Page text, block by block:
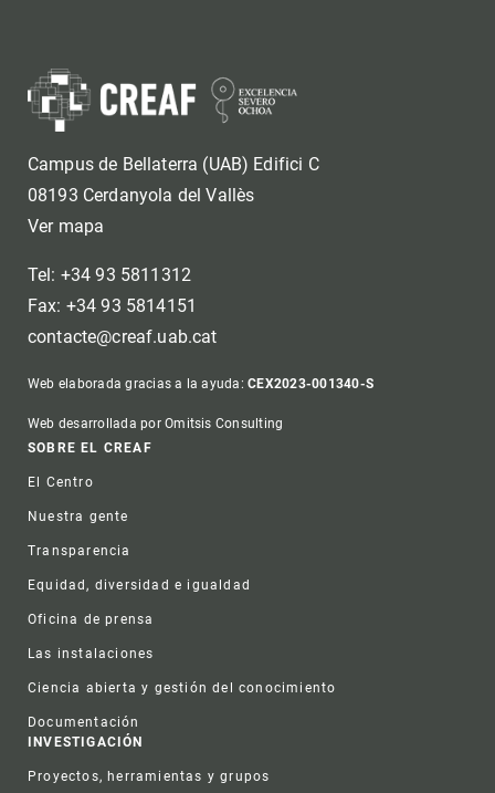
Campus de Bellaterra (UAB) Edifici C
08193 Cerdanyola del Vallès
Ver mapa
Tel: +34 93 5811312
Fax: +34 93 5814151
contacte@creaf.uab.cat
Web elaborada gracias a la ayuda:CEX2023-001340-S
Web desarrollada por Omitsis Consulting
Footer
SOBRE EL CREAF
El Centro
Nuestra gente
Transparencia
Equidad, diversidad e igualdad
Oficina de prensa
Las instalaciones
Ciencia abierta y gestión del conocimiento
Documentación
INVESTIGACIÓN
Proyectos, herramientas y grupos